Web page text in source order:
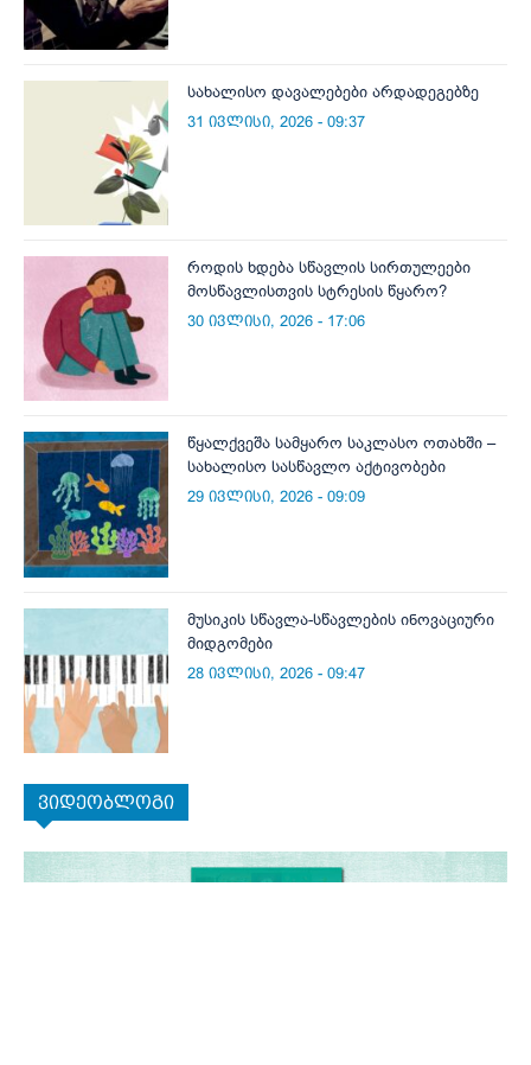
სახალისო დავალებები არდადეგებზე
31 ივლისი, 2026 - 09:37
როდის ხდება სწავლის სირთულეები
მოსწავლისთვის სტრესის წყარო?
30 ივლისი, 2026 - 17:06
წყალქვეშა სამყარო საკლასო ოთახში –
სახალისო სასწავლო აქტივობები
29 ივლისი, 2026 - 09:09
მუსიკის სწავლა-სწავლების ინოვაციური
მიდგომები
28 ივლისი, 2026 - 09:47
ვიდეობლოგი